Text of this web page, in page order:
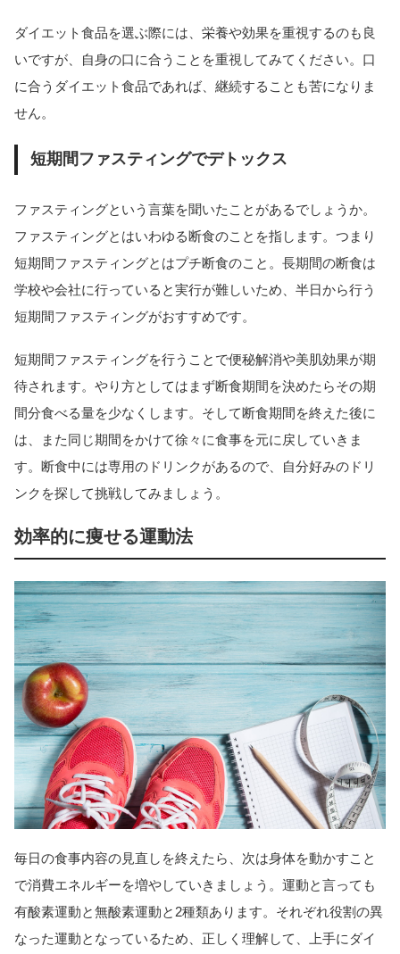
ダイエット食品を選ぶ際には、栄養や効果を重視するのも良
いですが、自身の口に合うことを重視してみてください。口
に合うダイエット食品であれば、継続することも苦になりま
せん。
短期間ファスティングでデトックス
ファスティングという言葉を聞いたことがあるでしょうか。
ファスティングとはいわゆる断食のことを指します。つまり
短期間ファスティングとはプチ断食のこと。長期間の断食は
学校や会社に行っていると実行が難しいため、半日から行う
短期間ファスティングがおすすめです。
短期間ファスティングを行うことで便秘解消や美肌効果が期
待されます。やり方としてはまず断食期間を決めたらその期
間分食べる量を少なくします。そして断食期間を終えた後に
は、また同じ期間をかけて徐々に食事を元に戻していきま
す。断食中には専用のドリンクがあるので、自分好みのドリ
ンクを探して挑戦してみましょう。
効率的に痩せる運動法
毎日の食事内容の見直しを終えたら、次は身体を動かすこと
で消費エネルギーを増やしていきましょう。運動と言っても
有酸素運動と無酸素運動と2種類あります。それぞれ役割の異
なった運動となっているため、正しく理解して、上手にダイ